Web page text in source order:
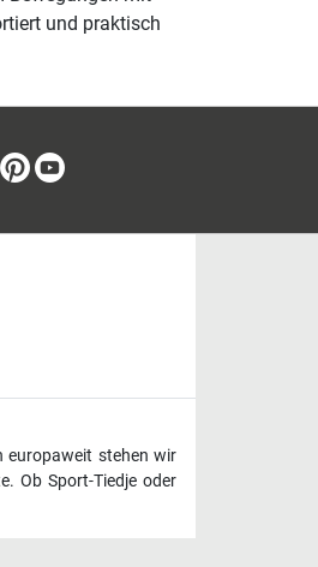
und praktisch
Instagram
Pinterest
europaweit stehen wir
Ob Sport-Tiedje oder